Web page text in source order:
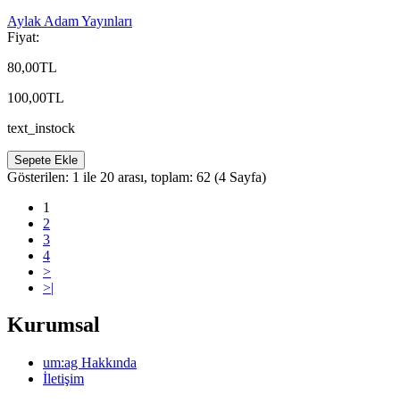
Aylak Adam Yayınları
Fiyat:
80,00TL
100,00TL
text_instock
Sepete Ekle
Gösterilen: 1 ile 20 arası, toplam: 62 (4 Sayfa)
1
2
3
4
>
>|
Kurumsal
um:ag Hakkında
İletişim